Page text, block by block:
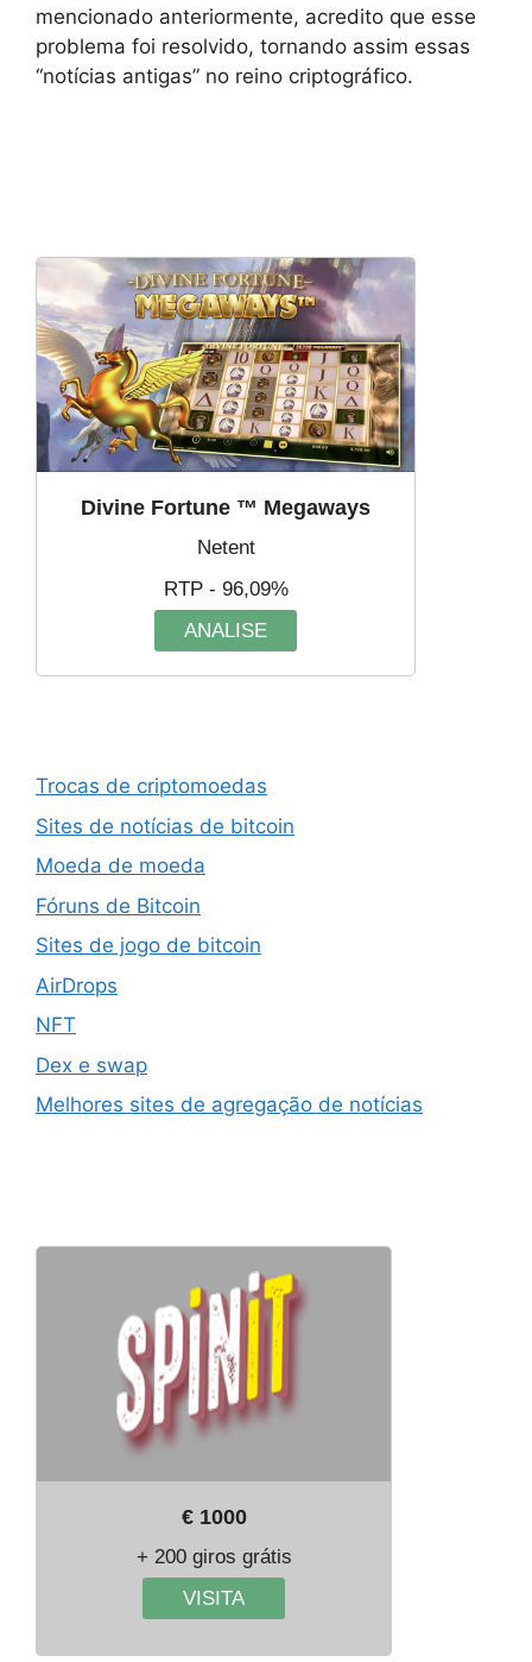
mencionado anteriormente, acredito que esse
problema foi resolvido, tornando assim essas
“notícias antigas” no reino criptográfico.
Divine Fortune ™ Megaways
Netent
RTP - 96,09%
ANALISE
Trocas de criptomoedas
Sites de notícias de bitcoin
Moeda de moeda
Fóruns de Bitcoin
Sites de jogo de bitcoin
AirDrops
NFT
Dex e swap
Melhores sites de agregação de notícias
€ 1000
+ 200 giros grátis
VISITA